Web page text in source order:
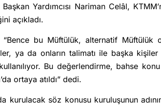
Yardımcısı Nariman Celâl,
açıkladı.
“Bence bu Müftülük, alternatif Müftülük
ya da onların talimatı ile başka kişiler
Bu değerlendirme, bahse
ortaya atıldı” dedi.
kurulacak söz konusu kuruluşunun